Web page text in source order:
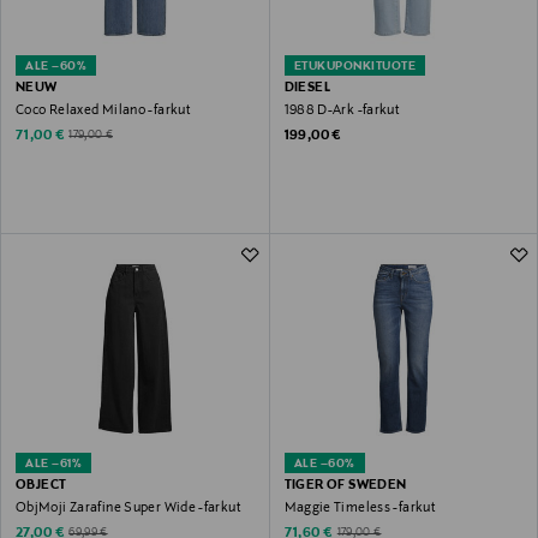
ALE –60%
NEUW
Coco Relaxed Milano -farkut
Discounted Price
71,00 € Original Price
179,00 €
ETUKUPONKITUOTE
DIESEL
1988 D-Ark -farkut
Original Price
199,00 €
ALE –61%
OBJECT
ObjMoji Zarafine Super Wide -farkut
Discounted Price
27,00 € Original Price
69,99 €
ALE –60%
TIGER OF SWEDEN
Maggie Timeless -farkut
Discounted Price
71,60 € Original Price
179,00 €